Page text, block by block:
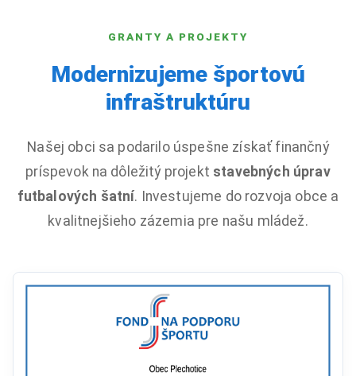
GRANTY A PROJEKTY
Modernizujeme športovú
infraštruktúru
Našej obci sa podarilo úspešne získať finančný
príspevok na dôležitý projekt stavebných úprav
futbalových šatní. Investujeme do rozvoja obce a
kvalitnejšieho zázemia pre našu mládež.